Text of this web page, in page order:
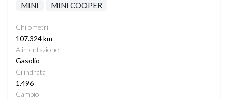
MINI MINI COOPER
Chilometri
107.324 km
Alimentazione
Gasolio
Cilindrata
1.496
Cambio